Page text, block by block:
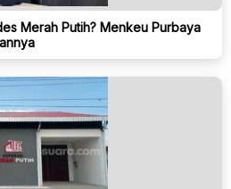
Merah Putih? Menkeu Purbaya